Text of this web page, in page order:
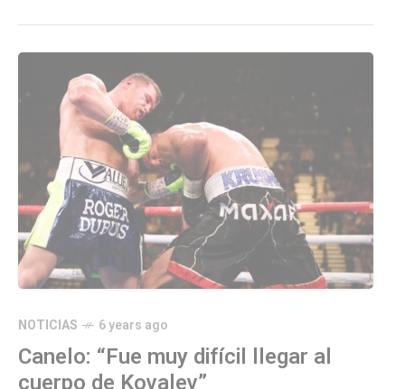
NOTICIAS 6 years ago
Canelo: “Fue muy difícil llegar al